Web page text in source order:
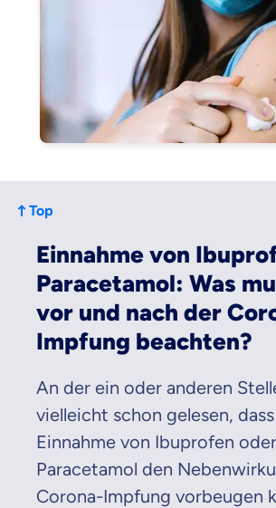
Top
Einnahme von
Paracetamol: Was
vor und nach der
Impfung beachten?
An der ein oder anderen
vielleicht schon gelesen,
Einnahme von Ibuprofen oder
Paracetamol den
Corona-Impfung vorbeugen